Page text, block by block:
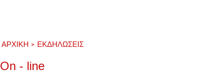
ΑΡΧΙΚΉ ΕΚΔΗΛΏΣΕΙΣ
On - line